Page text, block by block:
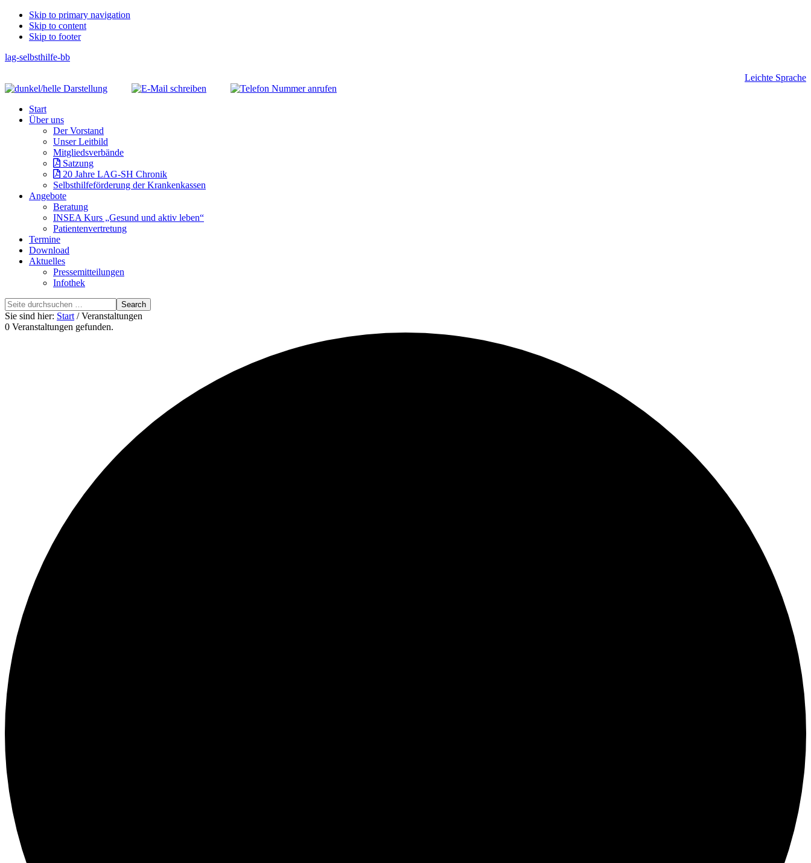
Skip
links
Skip to primary navigation
Skip to content
Skip to footer
lag-selbsthilfe-bb
Header
Right
Leichte Sprache
navigation
Start
Über uns
Der Vorstand
Unser Leitbild
Mitgliedsverbände
Satzung
20 Jahre LAG-SH Chronik
Selbsthilfeförderung der Krankenkassen
Angebote
Beratung
INSEA Kurs „Gesund und aktiv leben“
Patientenvertretung
Termine
Download
Aktuelles
Pressemitteilungen
Infothek
Search
this
website
Sie sind hier: Start / Veranstaltungen
0 Veranstaltungen gefunden.